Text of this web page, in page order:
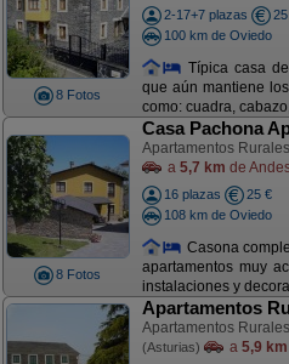
8 Fotos
2-17+7 plazas
100 km de Oviedo
Típica casa
que aún mantiene
como: cuadra,
8 Fotos
Casa Pachona
Apartamentos
a 5,7 km de
16 plazas
25 €
108 km de Oviedo
Casona
apartamentos muy
instalaciones y
Apartamentos
Apartamentos
(Asturias) a 5,9 km